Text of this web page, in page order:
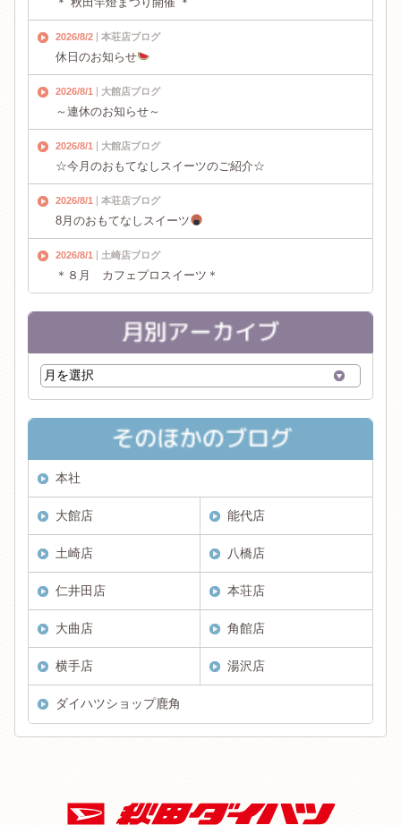
2026/8/2 本荘店ブログ
休日のお知らせ
2026/8/1 大館店ブログ
～連休のお知らせ～
2026/8/1 大館店ブログ
☆今月のおもてなしスイーツのご紹介☆
2026/8/1 本荘店ブログ
8月のおもてなしスイーツ
2026/8/1 土崎店ブログ
＊８月 カフェプロスイーツ＊
本社
大館店 能代店
土崎店 八橋店
仁井田店 本荘店
大曲店 角館店
横手店 湯沢店
ダイハツショップ鹿角